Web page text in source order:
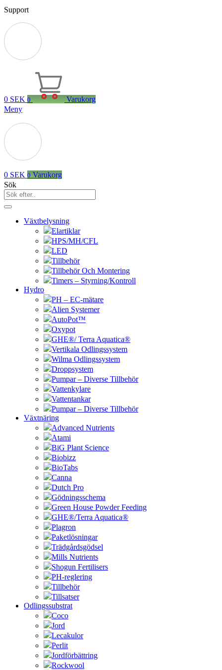
Support
0 SEK 0
Varukorg
Meny
0 SEK 0 Varukorg
Sök
Växtbelysning
Elartiklar
HPS/MH/CFL
LED
Tillbehör
Tillbehör Och Montering
Timers – Styrning/Kontroll
Hydro
PH – EC-mätare
Alien Systemer
AutoPot™
Oxypot
GHE®/ Terra Aquatica®
Vertikala Odlingssystem
Wilma Odlingssystem
Droppsystem
Pumpar – Diverse Tillbehör
Vattenkylare
Vattentankar
Pumpar – Diverse Tillbehör
Växtnäring
Advanced Nutrients
Atami
BiG Plant Science
Biobizz
BioTabs
Canna
Dutch Pro
Gödningsschema
Green House Powder Feeding
GHE®/Terra Aquatica®
Plagron
Paketlösningar
Trädgårdsgödsel
Mills Nutrients
Shogun Fertilisers
PH-reglering
Tillbehör
Tillsatser
Odlingssubstrat
Coco
Jord
Lecakulor
Perlit
Jordförbättring
Rockwool